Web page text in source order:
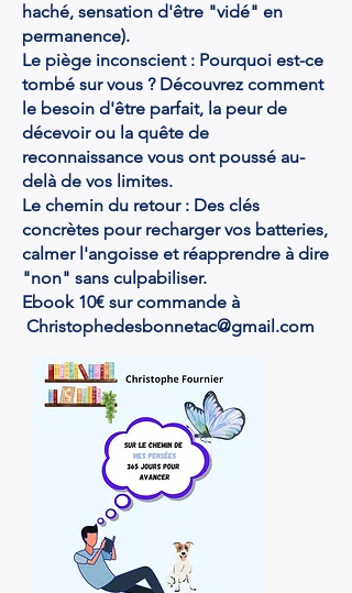
haché, sensation d'être "vidé" en
permanence).
Le piège inconscient : Pourquoi est-ce
tombé sur vous ? Découvrez comment
le besoin d'être parfait, la peur de
décevoir ou la quête de
reconnaissance vous ont poussé au-
delà de vos limites.
Le chemin du retour : Des clés
concrètes pour recharger vos batteries,
calmer l'angoisse et réapprendre à dire
"non" sans culpabiliser.
Ebook 10€ sur commande à
Christophedesbonnetac@gmail.com